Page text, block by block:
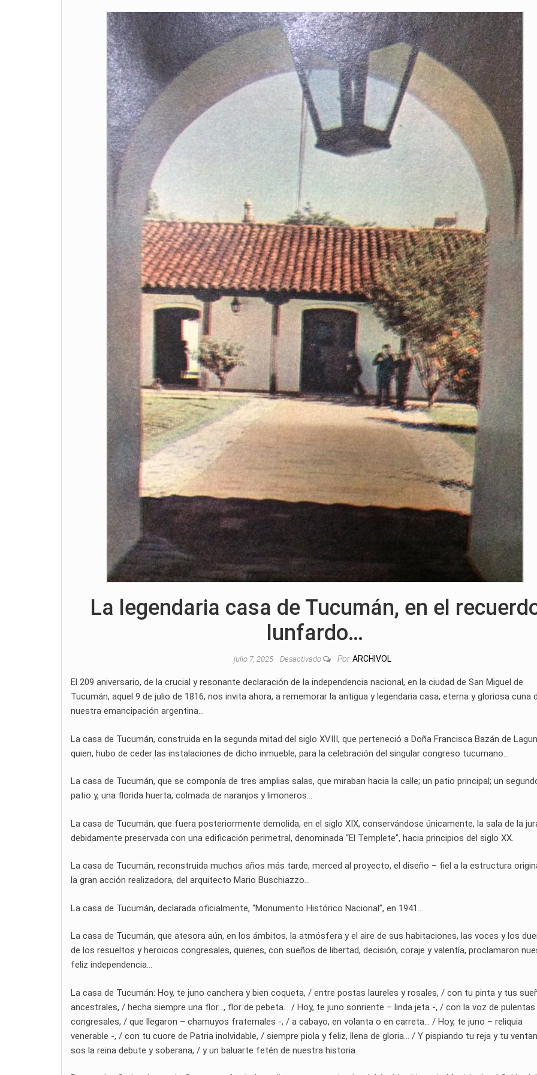
La legendaria casa de Tucumán, en el
lunfardo…
julio 7, 2025 Desactivado Por ARCHIVOL
El 209 aniversario, de la crucial y resonante declaración de la independencia nacional, en la ciudad de San Miguel de
Tucumán, aquel 9 de julio de 1816, nos invita ahora, a rememorar la antigua y legendaria casa, eterna y gloriosa cuna
nuestra emancipación argentina…
La casa de Tucumán, construida en la segunda mitad del siglo XVIII, que perteneció a Doña Francisca Bazán de
quien, hubo de ceder las instalaciones de dicho inmueble, para la celebración del singular congreso tucumano…
La casa de Tucumán, que se componía de tres amplias salas, que miraban hacia la calle; un patio principal; un
patio y, una florida huerta, colmada de naranjos y limoneros…
La casa de Tucumán, que fuera posteriormente demolida, en el siglo XIX, conservándose únicamente, la sala de la
debidamente preservada con una edificación perimetral, denominada “El Templete”, hacia principios del siglo XX.
La casa de Tucumán, reconstruida muchos años más tarde, merced al proyecto, el diseño – fiel a la estructura
la gran acción realizadora, del arquitecto Mario Buschiazzo…
La casa de Tucumán, declarada oficialmente, “Monumento Histórico Nacional”, en 1941…
La casa de Tucumán, que atesora aún, en los ámbitos, la atmósfera y el aire de sus habitaciones, las voces y los
de los resueltos y heroicos congresales, quienes, con sueños de libertad, decisión, coraje y valentía, proclamaron
feliz independencia…
La casa de Tucumán: Hoy, te juno canchera y bien coqueta, / entre postas laureles y rosales, / con tu pinta y tus
ancestrales, / hecha siempre una flor…, flor de pebeta… / Hoy, te juno sonriente – linda jeta -, / con la voz de pulentas
congresales, / que llegaron – chamuyos fraternales -, / a cabayo, en volanta o en carreta… / Hoy, te juno – reliquia
venerable -, / con tu cuore de Patria inolvidable, / siempre piola y feliz, llena de gloria… / Y pispiando tu reja y tu
sos la reina debute y soberana, / y un baluarte fetén de nuestra historia.